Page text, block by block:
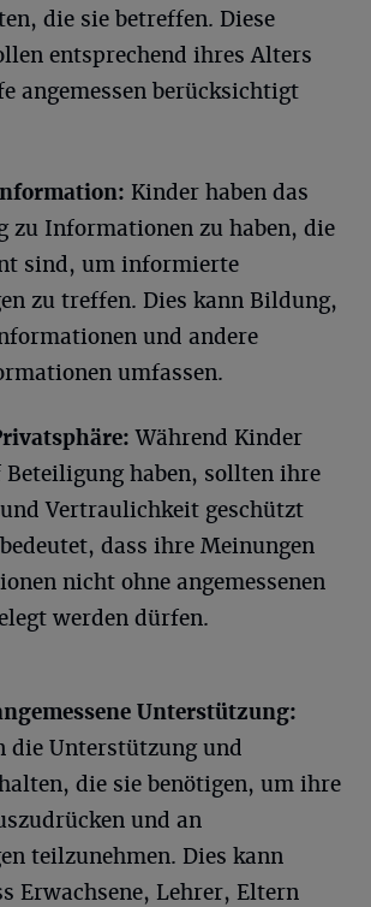
die sie betreffen. Diese
entsprechend ihres Alters
angemessen berücksichtigt
Kinder haben das
zu Informationen zu haben, die
sind, um informierte
zu treffen. Dies kann Bildung,
und andere
umfassen.
Während Kinder
Beteiligung haben, sollten ihre
Vertraulichkeit geschützt
dass ihre Meinungen
nicht ohne angemessenen
werden dürfen.
Unterstützung:
die Unterstützung und
die sie benötigen, um ihre
und an
teilzunehmen. Dies kann
Erwachsene, Lehrer, Eltern